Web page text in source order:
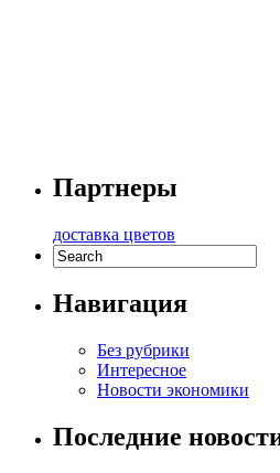
Партнеры
доставка цветов
Навигация
Без рубрики
Интересное
Новости экономики
Последние